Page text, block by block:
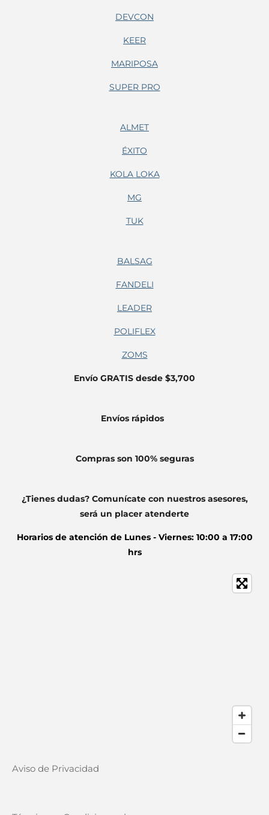
DEVCON
KEER
MARIPOSA
SUPER PRO
ALMET
ÉXITO
KOLA LOKA
MG
TUK
BALSAG
FANDELI
LEADER
POLIFLEX
ZOMS
Envío GRATIS desde $3,700
Envíos rápidos
Compras son 100% seguras
¿Tienes dudas? Comunícate con nuestros asesores,
será un placer atenderte
Horarios de atención de Lunes - Viernes: 10:00 a 17:00
hrs
Aviso de Privacidad